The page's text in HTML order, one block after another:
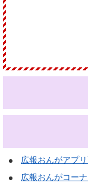
広報おんがアプ
広報おんがコー